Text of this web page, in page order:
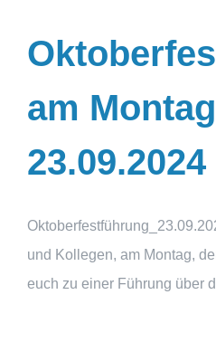
am
23.09.2024
und Kollegen, am Montag,
euch zu einer Führung über